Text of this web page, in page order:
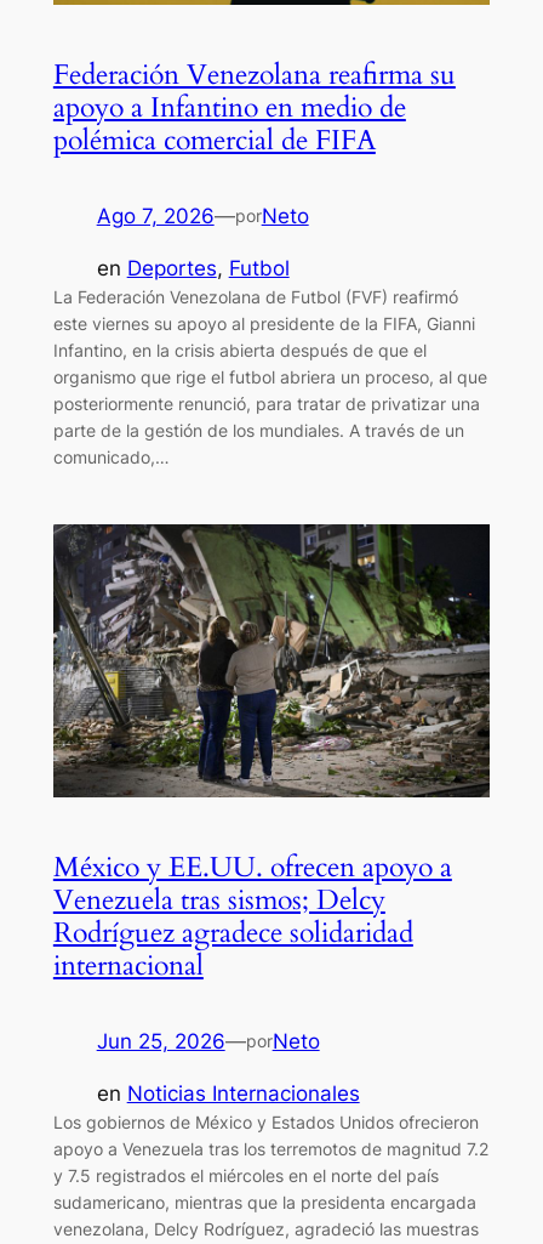
Federación Venezolana reafirma su
apoyo a Infantino en medio de
polémica comercial de FIFA
Ago 7, 2026—porNeto
en Deportes, Futbol
La Federación Venezolana de Futbol (FVF) reafirmó
este viernes su apoyo al presidente de la FIFA, Gianni
Infantino, en la crisis abierta después de que el
organismo que rige el futbol abriera un proceso, al que
posteriormente renunció, para tratar de privatizar una
parte de la gestión de los mundiales. A través de un
comunicado,…
México y EE.UU. ofrecen apoyo a
Venezuela tras sismos; Delcy
Rodríguez agradece solidaridad
internacional
Jun 25, 2026—porNeto
en Noticias Internacionales
Los gobiernos de México y Estados Unidos ofrecieron
apoyo a Venezuela tras los terremotos de magnitud 7.2
y 7.5 registrados el miércoles en el norte del país
sudamericano, mientras que la presidenta encargada
venezolana, Delcy Rodríguez, agradeció las muestras